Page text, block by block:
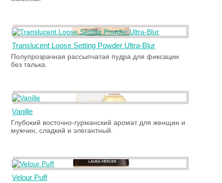
Translucent Loose Setting Powder Ultra-Blur
Полупрозрачная рассыпчатая пудра для фиксации
без талька.
Vanille
Глубокий восточно-гурманский аромат для женщин и
мужчин, сладкий и элегантный.
Velour Puff